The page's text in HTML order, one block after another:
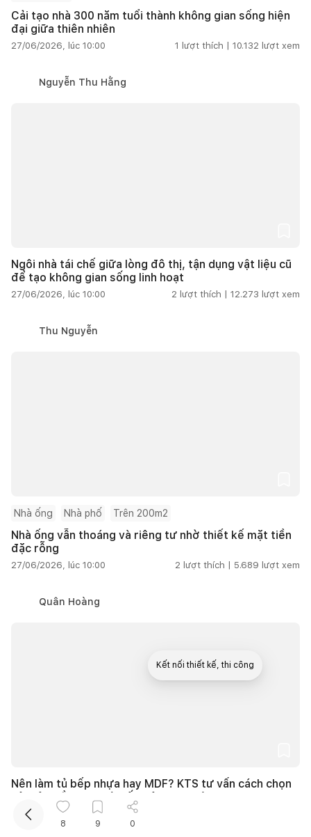
Cải tạo nhà 300 năm tuổi thành không gian sống hiện
đại giữa thiên nhiên
27/06/2026, lúc 10:00 1 lượt thích | 10.132 lượt xem
Nguyễn Thu Hằng
Ngôi nhà tái chế giữa lòng đô thị, tận dụng vật liệu cũ
để tạo không gian sống linh hoạt
27/06/2026, lúc 10:00 2 lượt thích | 12.273 lượt xem
Thu Nguyễn
Nhà ống Nhà phố Trên 200m2
Nhà ống vẫn thoáng và riêng tư nhờ thiết kế mặt tiền
đặc rỗng
27/06/2026, lúc 10:00 2 lượt thích | 5.689 lượt xem
Quân Hoàng
Nên làm tủ bếp nhựa hay MDF? KTS tư vấn cách chọn
vật liệu bền, đẹp và tiết kiệm chi phí
27/06/2026, lúc 10:00
8 9 0
Kết nối thiết kế, thi công